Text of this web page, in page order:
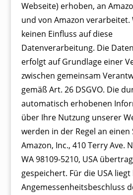
Webseite) erhoben, an
und von Amazon verarbeitet.
keinen Einfluss auf diese
Datenverarbeitung. Die
erfolgt auf Grundlage einer
zwischen gemeinsam
gemäß Art. 26 DSGVO. Die
automatisch erhobenen
über Ihre Nutzung unserer
werden in der Regel an einen
Amazon, Inc., 410 Terry Ave.
WA 98109-5210, USA
gespeichert. Für die USA liegt
Angemessenheitsbeschluss